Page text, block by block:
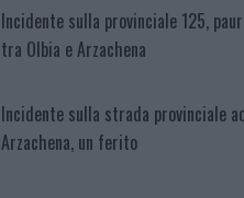
Incidente sulla provinciale 125,
tra Olbia e Arzachena
Incidente sulla strada provinciale
Arzachena, un ferito